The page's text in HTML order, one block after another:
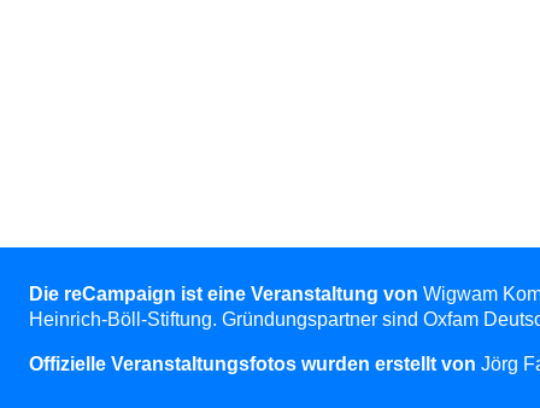
Die reCampaign ist eine Veranstaltung von Wigwam
Heinrich-Böll-Stiftung. Gründungspartner sind Oxfam
Offizielle Veranstaltungsfotos wurden erstellt von Jörg